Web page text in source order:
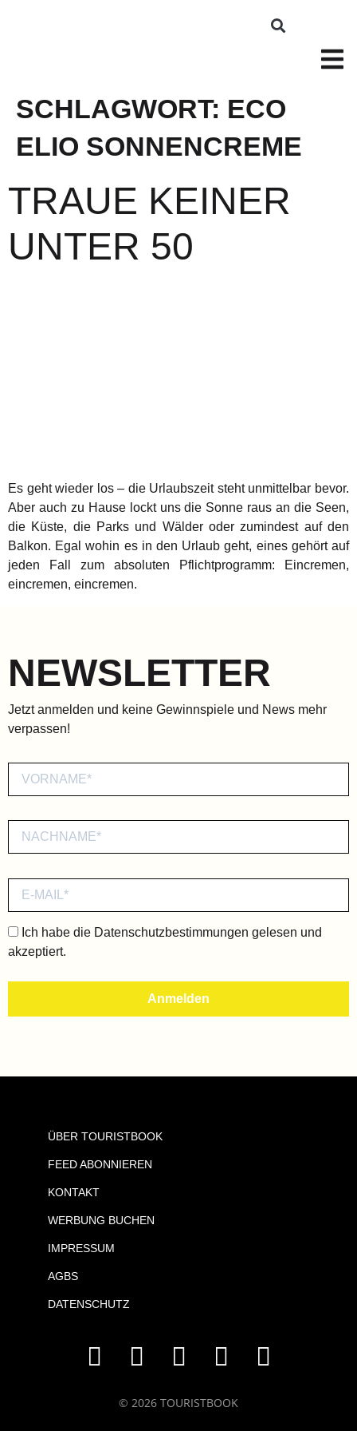
SCHLAGWORT: ECO
ELIO SONNENCREME
TRAUE KEINER
UNTER 50
Es geht wieder los – die Urlaubszeit steht unmittelbar bevor.
Aber auch zu Hause lockt uns die Sonne raus an die Seen,
die Küste, die Parks und Wälder oder zumindest auf den
Balkon. Egal wohin es in den Urlaub geht, eines gehört auf
jeden Fall zum absoluten Pflichtprogramm: Eincremen,
eincremen, eincremen.
NEWSLETTER
Jetzt anmelden und keine Gewinnspiele und News mehr
verpassen!
Ich habe die Datenschutzbestimmungen gelesen und
akzeptiert.
ÜBER TOURISTBOOK
FEED ABONNIEREN
KONTAKT
WERBUNG BUCHEN
IMPRESSUM
AGBS
DATENSCHUTZ
© 2026 TOURISTBOOK